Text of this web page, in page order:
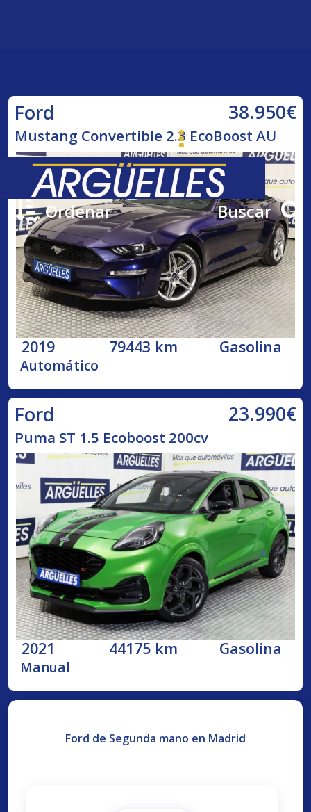
Ordenar Buscar
Ford 38.950€
Mustang Convertible 2.3 EcoBoost AU
2019 79443 km Gasolina
Automático
Ford 23.990€
Puma ST 1.5 Ecoboost 200cv
2021 44175 km Gasolina
Manual
Ford de Segunda mano en Madrid